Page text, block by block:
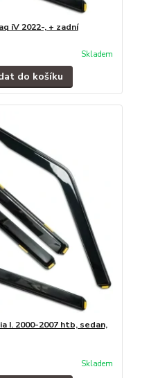
iV 2022-, + zadní
Skladem
do košíku
I. 2000-2007 htb, sedan,
Skladem